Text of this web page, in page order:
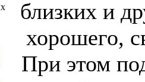
близких и
хорошего,
При этом